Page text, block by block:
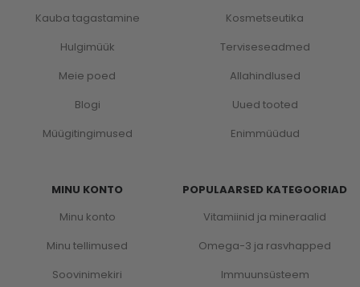
Kauba tagastamine
Hulgimüük
Meie poed
Blogi
Müügitingimused
MINU KONTO
Minu konto
Minu tellimused
Soovinimekiri
Kosmetseutika
Terviseseadmed
Allahindlused
Uued tooted
Enimmüüdud
POPULAARSED KATEGOORIAD
Vitamiinid ja mineraalid
Omega-3 ja rasvhapped
Immuunsüsteem